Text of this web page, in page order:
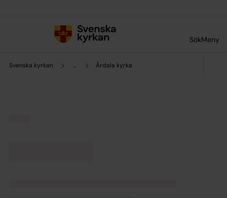
SökMeny
Svenska kyrkan ... Årdala kyrka